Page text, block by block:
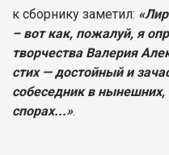
к сборнику заметил:
– вот как, пожалуй, я
творчества Валерия
стих — достойный и
собеседник в нынешних,
спорах...».